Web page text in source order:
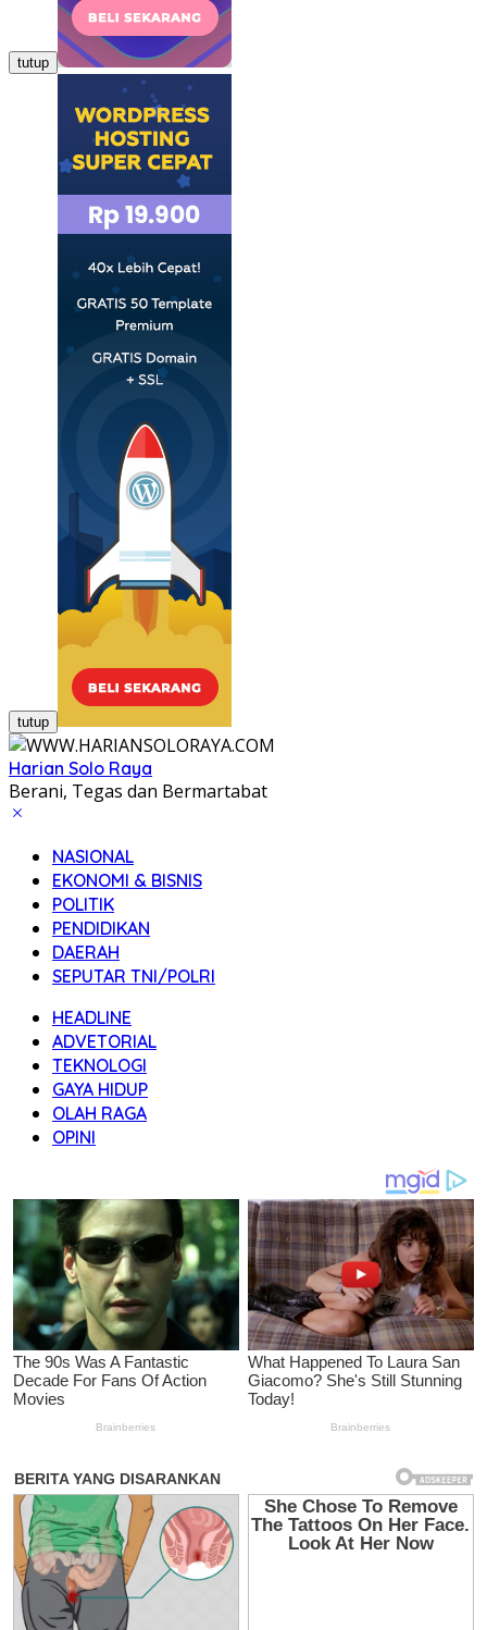
tutup
tutup
Harian Solo Raya
Berani, Tegas dan Bermartabat
NASIONAL
EKONOMI & BISNIS
POLITIK
PENDIDIKAN
DAERAH
SEPUTAR TNI/POLRI
HEADLINE
ADVETORIAL
TEKNOLOGI
GAYA HIDUP
OLAH RAGA
OPINI